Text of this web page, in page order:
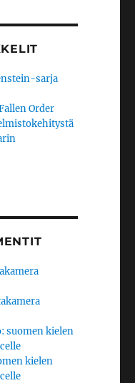
sarja
Order
suomen kielen
kielen